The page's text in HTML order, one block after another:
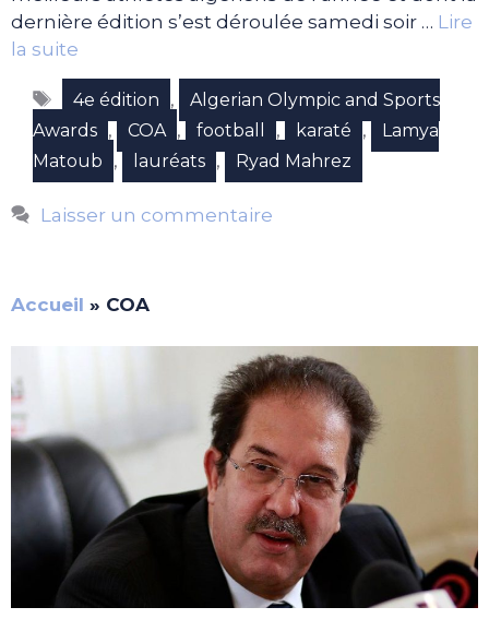
dernière édition s’est déroulée samedi soir … Lire
la suite
Étiquettes
4e édition ,
Algerian Olympic and Sports
Awards , COA , football , karaté ,
Lamya
Matoub
, lauréats , Ryad Mahrez
Laisser un commentaire
Accueil » COA